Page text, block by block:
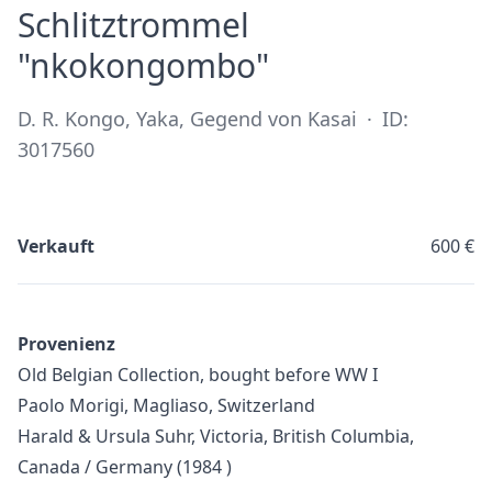
Schlitztrommel
"nkokongombo"
D. R. Kongo, Yaka, Gegend von Kasai · ID:
3017560
Verkauft 600 €
Provenienz
Old Belgian Collection, bought before WW I
Paolo Morigi, Magliaso, Switzerland
Harald & Ursula Suhr, Victoria, British Columbia,
Canada / Germany (1984 )